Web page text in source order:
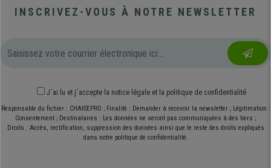
INSCRIVEZ-VOUS À NOTRE NEWSLETTER
J´ai lu et j´accepte la notice légale et la politique de confidentialité
Responsable du fichier : CHAISEPRO ; Finalité : Demander à recevoir la newsletter ; Légitimation :
Consentement ; Destinataires : Les données ne seront pas communiquées à des tiers ;
Droits : Accès, rectification, suppression des données ainsi que le reste des droits expliqués
dans notre politique de confidentialité.